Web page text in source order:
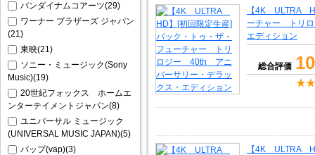
バンダイナムコアーツ(29)
ワーナー ブラザーズ ジャパン
(21)
東映(21)
ソニー・ミュージック(Sony
Music)(19)
20世紀フォックス ホームエ
ンターテイメントジャパン(8)
ユニバーサル ミュージック
(UNIVERSAL MUSIC JAPAN)(5)
バップ(vap)(3)
【4K ULTRA
ーチャー トリ
エディション
総合評価
【4K ULTRA